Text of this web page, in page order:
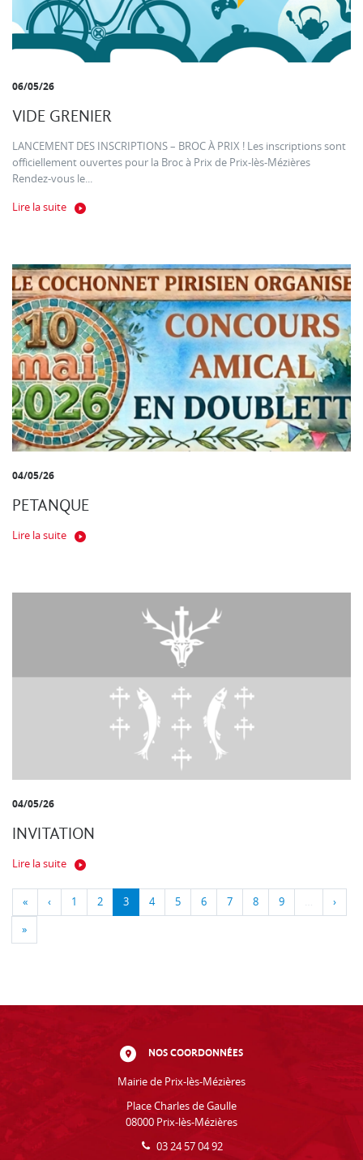
06/05/26
VIDE GRENIER
LANCEMENT DES INSCRIPTIONS – BROC À PRIX ! Les inscriptions sont
officiellement ouvertes pour la Broc à Prix de Prix-lès-Mézières
Rendez-vous le...
Lire la suite
04/05/26
PETANQUE
Lire la suite
04/05/26
INVITATION
Lire la suite
« ‹ 1 2 3 4 5 6 7 8 9 … ›
»
NOS COORDONNÉES
Mairie de Prix-lès-Mézières
Place Charles de Gaulle
08000 Prix-lès-Mézières
03 24 57 04 92